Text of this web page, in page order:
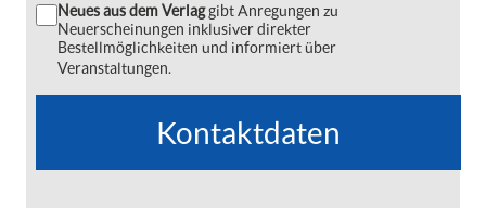
Neues aus dem Verlaggibt Anregungen zu
Neuerscheinungen inklusiver direkter
Bestellmöglichkeiten und informiert über
Veranstaltungen.
Kontaktdaten